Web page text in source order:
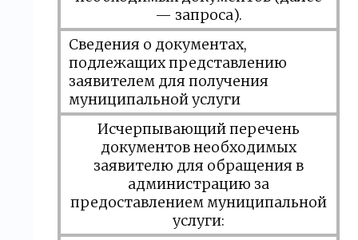
— запроса).
Сведения о документах,
подлежащих представлению
заявителем для получения
муниципальной услуги
Исчерпывающий перечень
документов необходимых
заявителю для обращения в
администрацию за
предоставлением муниципальной
услуги: